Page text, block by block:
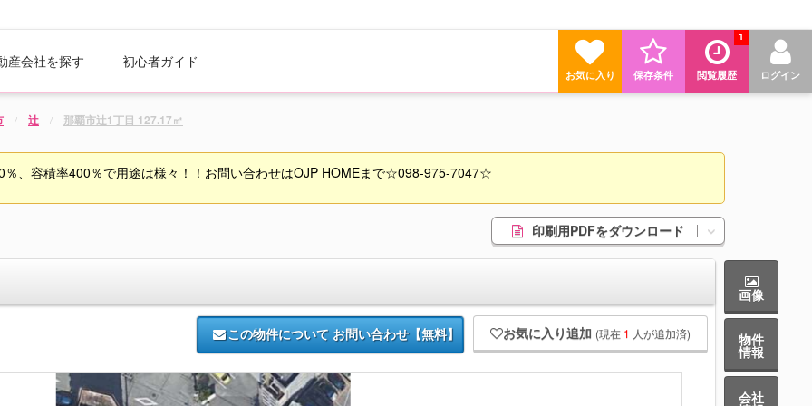
産会社を探す 初心者ガイド
ログイン
閲覧履歴
1
保存条件
お気に入り
辻 那覇市辻1丁目 127.17㎡
、容積率400％で用途は様々！！お問い合わせはOJP HOMEまで☆098-975-7047☆
印刷用PDFをダウンロード
この物件について お問い合わせ【無料】 お気に入り追加 (現在 1 人が追加済)
画像
物件
情報
会社